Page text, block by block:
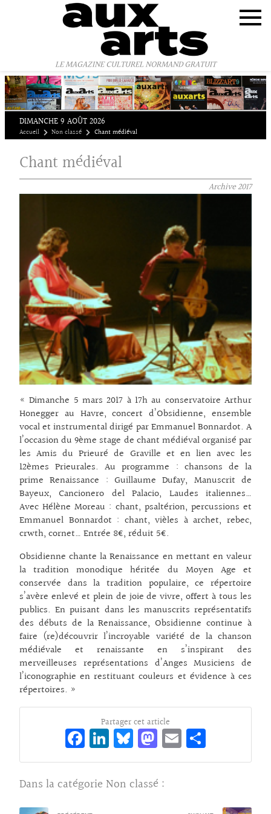
LE MAGAZINE CULTUREL NORMAND GRATUIT
DIMANCHE 9 AOÛT 2026
Accueil Non classé Chant médiéval
Chant médiéval
Archive2017
« Dimanche 5 mars 2017 à 17h au conservatoire Arthur
Honegger au Havre, concert d’Obsidienne, ensemble
vocal et instrumental dirigé par Emmanuel Bonnardot. A
l’occasion du 9ème stage de chant médiéval organisé par
les Amis du Prieuré de Graville et en lien avec les
12èmes Prieurales. Au programme : chansons de la
prime Renaissance : Guillaume Dufay, Manuscrit de
Bayeux, Cancionero del Palacio, Laudes italiennes…
Avec Hélène Moreau : chant, psaltérion, percussions et
Emmanuel Bonnardot : chant, vièles à archet, rebec,
crwth, cornet… Entrée 8€, réduit 5€.
Obsidienne chante la Renaissance en mettant en valeur
la tradition monodique héritée du Moyen Age et
conservée dans la tradition populaire, ce répertoire
s’avère enlevé et plein de joie de vivre, offert à tous les
publics. En puisant dans les manuscrits représentatifs
des débuts de la Renaissance, Obsidienne continue à
faire (re)découvrir l’incroyable variété de la chanson
médiévale et renaissante en s’inspirant des
merveilleuses représentations d’Anges Musiciens de
l’iconographie en restituant couleurs et évidence à ces
répertoires. »
Partager cet article
Fa
ce
bo
o
Li
n
ke
dI
Bl
ue
sk
y
M
as
to
d
E
m rt
Dans la catégorie Non classé :
Panneau de gestion des cookies